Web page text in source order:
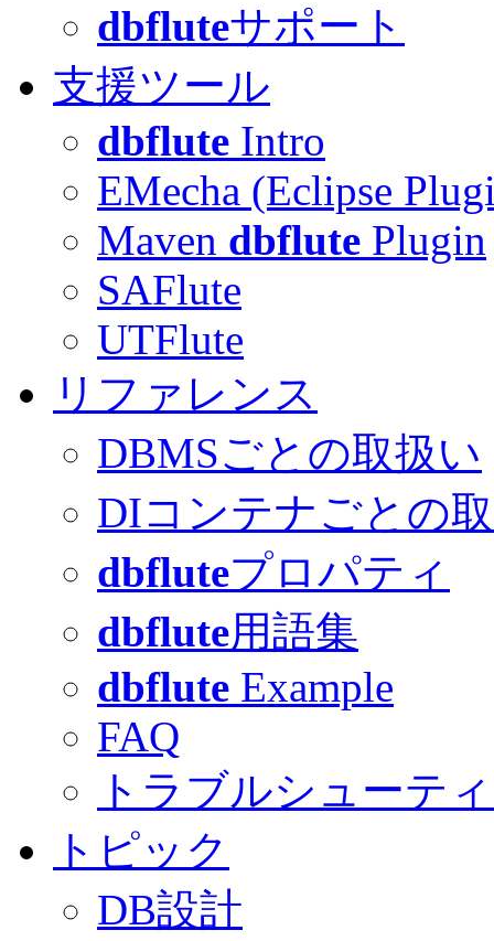
dbfluteサポート
支援ツール
dbflute Intro
EMecha (Eclipse
Maven dbflute Plugin
SAFlute
UTFlute
リファレンス
DBMSごとの取扱い
DIコンテナごとの
dbfluteプロパティ
dbflute用語集
dbflute Example
FAQ
トラブルシューテ
トピック
DB設計